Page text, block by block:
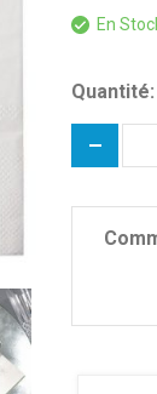
En
Quantité: